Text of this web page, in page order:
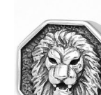
Forme
de
Lion